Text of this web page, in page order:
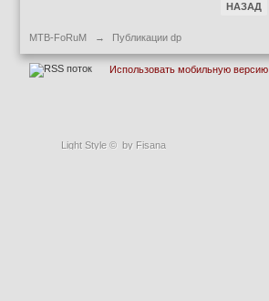
Light Style © by Fisana
НАЗАД
MTB-FoRuM → Публикации dp
Использовать мобильную версию